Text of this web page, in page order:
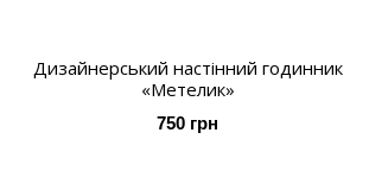
Дизайнерський настінний годинник
«Метелик»
750 грн